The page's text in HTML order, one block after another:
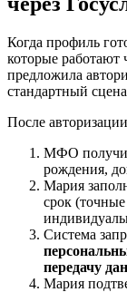
Когда профиль
которые работают
предложила
стандартный
После
МФО
рождения,
Мария
срок
Система
передачу
Мария